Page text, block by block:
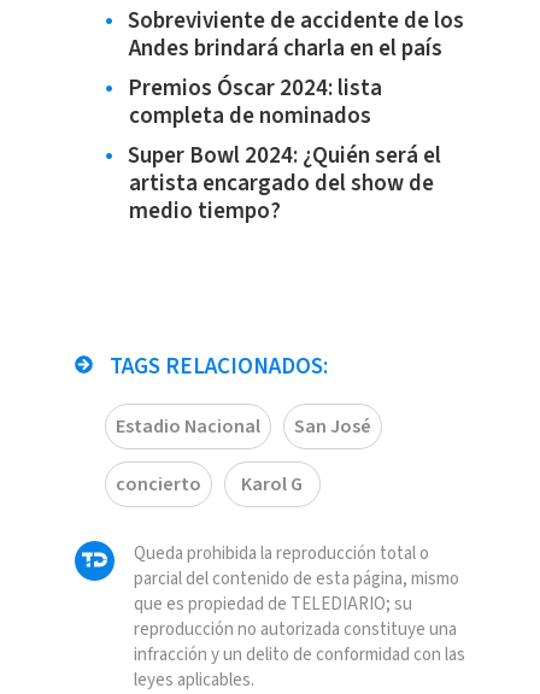
Sobreviviente de accidente de los
Andes brindará charla en el país
Premios Óscar 2024: lista
completa de nominados
Super Bowl 2024: ¿Quién será el
artista encargado del show de
medio tiempo?
TAGS RELACIONADOS:
Estadio Nacional San José
concierto Karol G
Queda prohibida la reproducción total o
parcial del contenido de esta página, mismo
que es propiedad de TELEDIARIO; su
reproducción no autorizada constituye una
infracción y un delito de conformidad con las
leyes aplicables.